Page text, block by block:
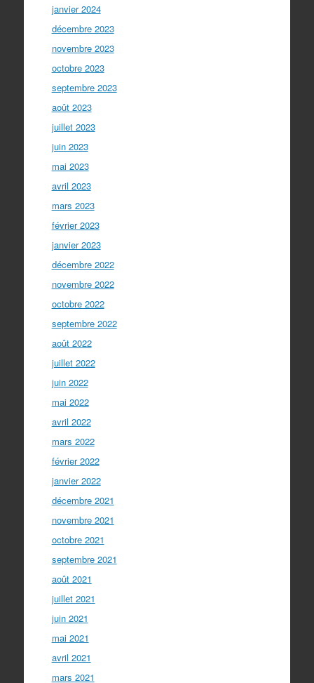
janvier 2024
décembre 2023
novembre 2023
octobre 2023
septembre 2023
août 2023
juillet 2023
juin 2023
mai 2023
avril 2023
mars 2023
février 2023
janvier 2023
décembre 2022
novembre 2022
octobre 2022
septembre 2022
août 2022
juillet 2022
juin 2022
mai 2022
avril 2022
mars 2022
février 2022
janvier 2022
décembre 2021
novembre 2021
octobre 2021
septembre 2021
août 2021
juillet 2021
juin 2021
mai 2021
avril 2021
mars 2021